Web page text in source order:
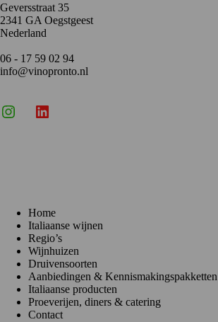
Geversstraat 35
2341 GA Oegstgeest
Nederland
06 - 17 59 02 94
info@vinopronto.nl
InstagramLinkedIn
Home
Italiaanse wijnen
Regio’s
Wijnhuizen
Druivensoorten
Aanbiedingen & Kennismakingspakketten
Italiaanse producten
Proeverijen, diners & catering
Contact